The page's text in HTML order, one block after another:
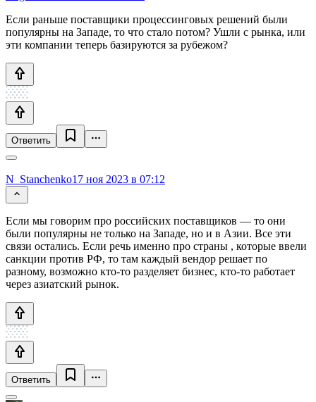
Если раньше поставщики процессинговых решений были
популярны на Западе, то что стало потом? Ушли с рынка, или
эти компании теперь базируются за рубежом?
Ответить
N_Stanchenko17 ноя 2023 в 07:12
Если мы говорим про российских поставщиков — то они
были популярны не только на Западе, но и в Азии. Все эти
связи остались. Если речь именно про страны , которые ввели
санкции против РФ, то там каждый вендор решает по
разному, возможно кто-то разделяет бизнес, кто-то работает
через азиатский рынок.
Ответить